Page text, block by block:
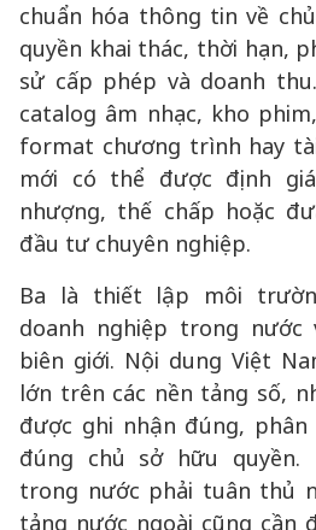
chuẩn hóa thông tin về
quyền khai thác, thời hạn,
sử cấp phép và doanh
catalog âm nhạc, kho
format chương trình hay
mới có thể được định
nhượng, thế chấp hoặc
đầu tư chuyên nghiệp.
Ba là thiết lập môi
doanh nghiệp trong nước
biên giới. Nội dung Việt
lớn trên các nền tảng số,
được ghi nhận đúng,
đúng chủ sở hữu quyền.
trong nước phải tuân thủ
tảng nước ngoài cũng cần